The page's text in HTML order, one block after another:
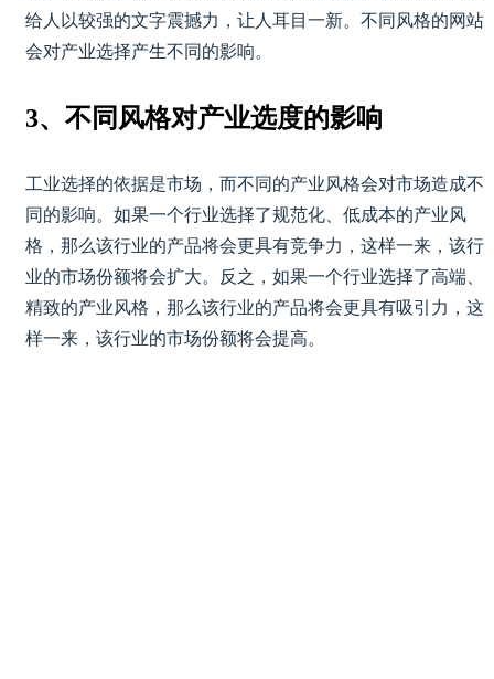
给人以较强的文字震撼力，让人耳目一新。不同风格的网站
会对产业选择产生不同的影响。
3、不同风格对产业选度的影响
工业选择的依据是市场，而不同的产业风格会对市场造成不
同的影响。如果一个行业选择了规范化、低成本的产业风
格，那么该行业的产品将会更具有竞争力，这样一来，该行
业的市场份额将会扩大。反之，如果一个行业选择了高端、
精致的产业风格，那么该行业的产品将会更具有吸引力，这
样一来，该行业的市场份额将会提高。